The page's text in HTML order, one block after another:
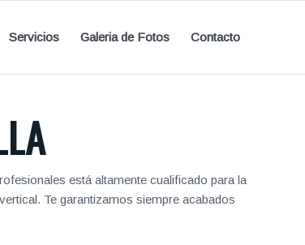
Servicios Galeria de Fotos Contacto
está altamente cualificado para la
Te garantizamos siempre acabados